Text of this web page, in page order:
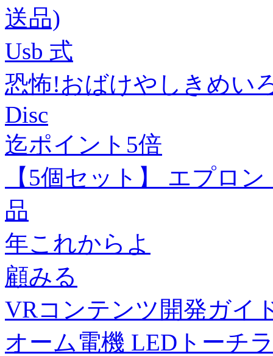
送品)
Usb 式
恐怖!おばけやしきめい
Disc
迄ポイント5倍
【5個セット】 エプロ
品
年これからよ
顧みる
VRコンテンツ開発ガイ
オーム電機 LEDトーチ